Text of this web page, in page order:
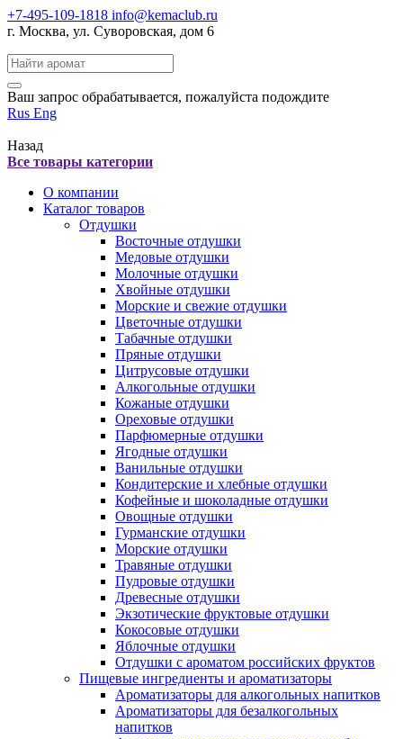
+7-495-109-1818 info@kemaclub.ru
г. Москва, ул. Суворовская, дом 6
Поиск:
Ваш запрос обрабатывается, пожалуйста подождите
Rus Eng
Назад
Все товары категории
О компании
Каталог товаров
Отдушки
Восточные отдушки
Медовые отдушки
Молочные отдушки
Хвойные отдушки
Морские и свежие отдушки
Цветочные отдушки
Табачные отдушки
Пряные отдушки
Цитрусовые отдушки
Алкогольные отдушки
Кожаные отдушки
Ореховые отдушки
Парфюмерные отдушки
Ягодные отдушки
Ванильные отдушки
Кондитерские и хлебные отдушки
Кофейные и шоколадные отдушки
Овощные отдушки
Гурманские отдушки
Морские отдушки
Травяные отдушки
Пудровые отдушки
Древесные отдушки
Экзотические фруктовые отдушки
Кокосовые отдушки
Яблочные отдушки
Отдушки с ароматом российских фруктов
Пищевые ингредиенты и ароматизаторы
Ароматизаторы для алкогольных напитков
Ароматизаторы для безалкогольных
напитков